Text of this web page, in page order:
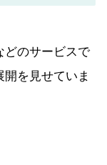
どのサービスで
を見せていま